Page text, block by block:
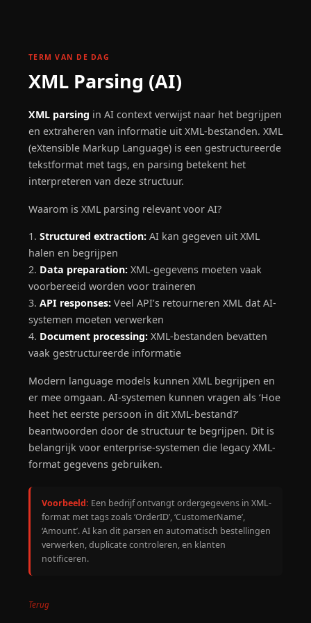
TERM VAN DE DAG
XML Parsing (AI)
XML parsing in AI context verwijst naar het begrijpen
en extraheren van informatie uit XML-bestanden. XML
(eXtensible Markup Language) is een gestructureerde
tekstformat met tags, en parsing betekent het
interpreteren van deze structuur.
Waarom is XML parsing relevant voor AI?
1. Structured extraction: AI kan gegeven uit XML
halen en begrijpen
2. Data preparation: XML-gegevens moeten vaak
voorbereeid worden voor traineren
3. API responses: Veel API’s retourneren XML dat AI-
systemen moeten verwerken
4. Document processing: XML-bestanden bevatten
vaak gestructureerde informatie
Modern language models kunnen XML begrijpen en
er mee omgaan. AI-systemen kunnen vragen als ‘Hoe
heet het eerste persoon in dit XML-bestand?’
beantwoorden door de structuur te begrijpen. Dit is
belangrijk voor enterprise-systemen die legacy XML-
format gegevens gebruiken.
Voorbeeld: Een bedrijf ontvangt ordergegevens in XML-
format met tags zoals ‘OrderID’, ‘CustomerName’,
‘Amount’. AI kan dit parsen en automatisch bestellingen
verwerken, duplicate controleren, en klanten
notificeren.
Terug